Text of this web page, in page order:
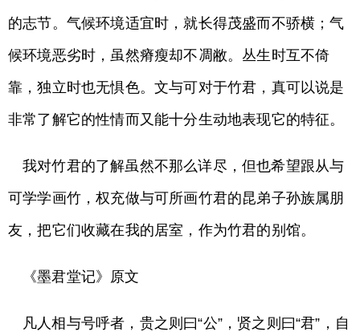
的志节。气候环境适宜时，就长得茂盛而不骄横；气
候环境恶劣时，虽然瘠瘦却不凋敝。丛生时互不倚
靠，独立时也无惧色。文与可对于竹君，真可以说是
非常了解它的性情而又能十分生动地表现它的特征。
我对竹君的了解虽然不那么详尽，但也希望跟从与
可学学画竹，权充做与可所画竹君的昆弟子孙族属朋
友，把它们收藏在我的居室，作为竹君的别馆。
《墨君堂记》原文
凡人相与号呼者，贵之则曰“公”，贤之则曰“君”，自